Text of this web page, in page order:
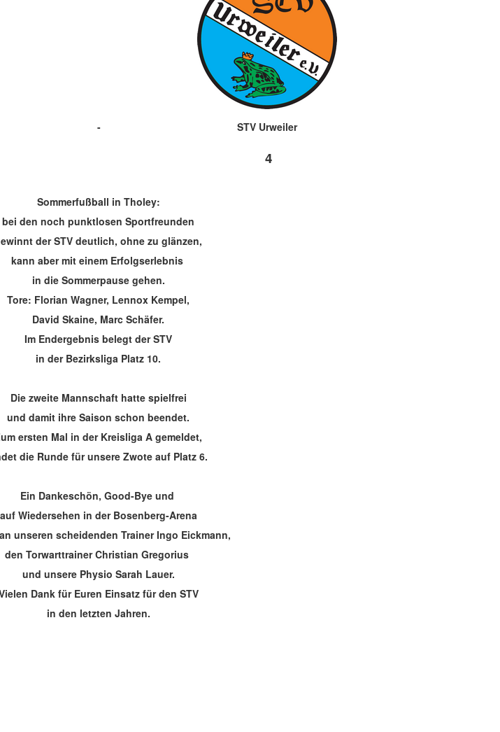
- STV Urweiler
4
Sommerfußball in Tholey:
bei den noch punktlosen Sportfreunden
der STV deutlich, ohne zu glänzen,
kann aber mit einem Erfolgserlebnis
in die Sommerpause gehen.
Tore: Florian Wagner, Lennox Kempel,
David Skaine, Marc Schäfer.
Im Endergebnis belegt der STV
in der Bezirksliga Platz 10.
Die zweite Mannschaft hatte spielfrei
und damit ihre Saison schon beendet.
ersten Mal in der Kreisliga A gemeldet,
die Runde für unsere Zwote auf Platz 6.
Ein Dankeschön, Good-Bye und
auf Wiedersehen in der Bosenberg-Arena
unseren scheidenden Trainer Ingo Eickmann,
den Torwarttrainer Christian Gregorius
und unsere Physio Sarah Lauer.
Dank für Euren Einsatz für den STV
in den letzten Jahren.